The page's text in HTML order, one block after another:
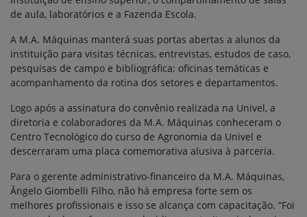
de aula, laboratórios e a Fazenda Escola.
A M.A. Máquinas manterá suas portas abertas a alunos da
instituição para visitas técnicas, entrevistas, estudos de caso,
pesquisas de campo e bibliográfica; oficinas temáticas e
acompanhamento da rotina dos setores e departamentos.
Logo após a assinatura do convênio realizada na Univel, a
diretoria e colaboradores da M.A. Máquinas conheceram o
Centro Tecnológico do curso de Agronomia da Univel e
descerraram uma placa comemorativa alusiva à parceria.
Para o gerente administrativo-financeiro da M.A. Máquinas,
Ângelo Giombelli Filho, não há empresa forte sem os
melhores profissionais e isso se alcança com capacitação. “Foi